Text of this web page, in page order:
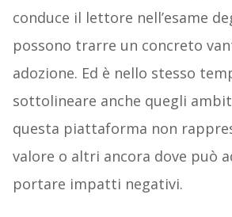
conduce il lettore nell’esame
possono trarre un concreto
adozione. Ed è nello stesso
sottolineare anche quegli
questa piattaforma non
valore o altri ancora dove può
portare impatti negativi.